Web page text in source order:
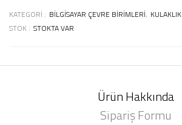
KATEGORI : BILGISAYAR ÇEVRE BIRIMLERI, KULAKLIK
STOK : STOKTA VAR
Ürün Hakkında
Sipariş Formu